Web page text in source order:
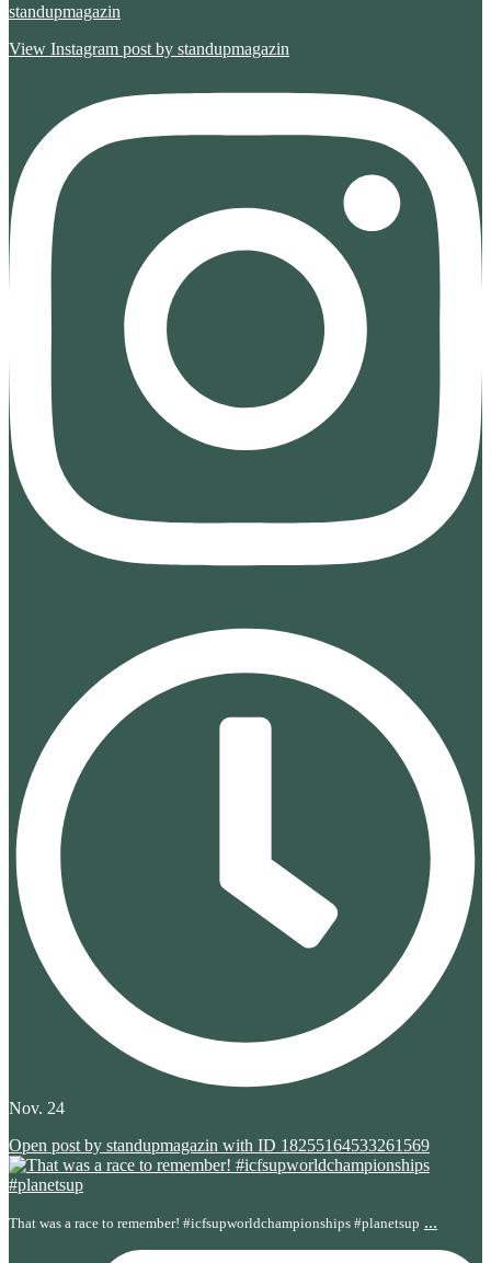
standupmagazin
View Instagram post by standupmagazin
Nov. 24
Open post by standupmagazin with ID 18255164533261569
That was a race to remember! #icfsupworldchampionships #planetsup ...